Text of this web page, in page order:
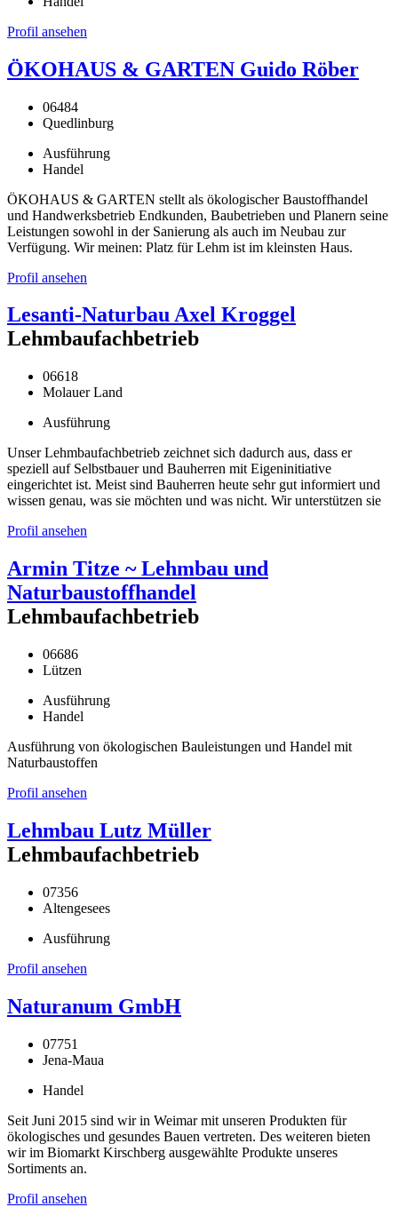
Profil ansehen
ÖKOHAUS & GARTEN Guido Röber
06484
Quedlinburg
Ausführung
Handel
ÖKOHAUS & GARTEN stellt als ökologischer Baustoffhandel
und Handwerksbetrieb Endkunden, Baubetrieben und Planern seine
Leistungen sowohl in der Sanierung als auch im Neubau zur
Verfügung. Wir meinen: Platz für Lehm ist im kleinsten Haus.
Profil ansehen
Lesanti-Naturbau Axel Kroggel
Lehmbaufachbetrieb
06618
Molauer Land
Ausführung
Unser Lehmbaufachbetrieb zeichnet sich dadurch aus, dass er
speziell auf Selbstbauer und Bauherren mit Eigeninitiative
eingerichtet ist. Meist sind Bauherren heute sehr gut informiert und
wissen genau, was sie möchten und was nicht. Wir unterstützen sie
Profil ansehen
Armin Titze ~ Lehmbau und
Naturbaustoffhandel
Lehmbaufachbetrieb
06686
Lützen
Ausführung
Handel
Ausführung von ökologischen Bauleistungen und Handel mit
Naturbaustoffen
Profil ansehen
Lehmbau Lutz Müller
Lehmbaufachbetrieb
07356
Altengesees
Ausführung
Profil ansehen
Naturanum GmbH
07751
Jena-Maua
Handel
Seit Juni 2015 sind wir in Weimar mit unseren Produkten für
ökologisches und gesundes Bauen vertreten. Des weiteren bieten
wir im Biomarkt Kirschberg ausgewählte Produkte unseres
Sortiments an.
Profil ansehen